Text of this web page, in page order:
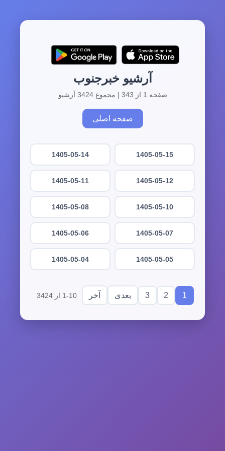
آرشیو خبرجنوب
صفحه 1 از 343 | مجموع 3424 آرشیو
صفحه اصلی
1405-05-15
1405-05-14
1405-05-12
1405-05-11
1405-05-10
1405-05-08
1405-05-07
1405-05-06
1405-05-05
1405-05-04
1
2
3 بعدی آخر 1-10 از 3424